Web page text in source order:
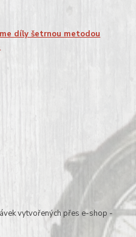
díly šetrnou metodou
vytvořených přes e-shop -